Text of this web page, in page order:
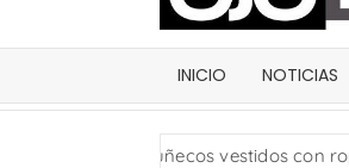
INICIO NOTICIAS
usan muñecos vestidos con ropa de